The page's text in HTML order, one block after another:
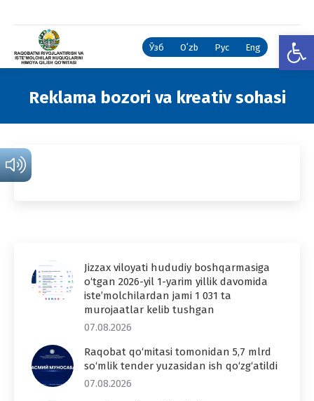
Ўзб Oʻzb Рус Eng
Reklama bozori va kreativ sohasi
Jizzax viloyati hududiy boshqarmasiga
o‘tgan 2026-yil 1-yarim yillik davomida
iste’molchilardan jami 1 031 ta
murojaatlar kelib tushgan
07.08.2026
Raqobat qo‘mitasi tomonidan 5,7 mlrd
so‘mlik tender yuzasidan ish qo‘zg‘atildi
07.08.2026